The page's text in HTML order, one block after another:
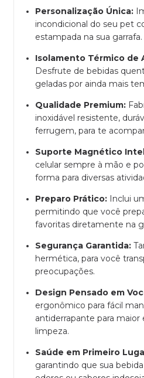
Personalização Única:
incondicional do seu pet
estampada na sua garrafa.
Isolamento Térmico de
Desfrute de bebidas
geladas por ainda mais
Qualidade Premium:
inoxidável resistente,
ferrugem, para te
Suporte Magnético
celular sempre à mão e
forma para diversas
Preparo Prático: Inclui
permitindo que você
favoritas diretamente na
Segurança Garantida:
hermética, para você
preocupações.
Design Pensado em
ergonômico para fácil
antiderrapante para maior
limpeza.
Saúde em Primeiro
garantindo que sua